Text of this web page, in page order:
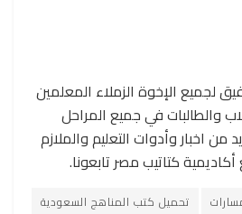
لجميع الإخوة الزملاء المعلمين
والطالبات في جميع المراحل
من اخبار وأدوات التعليم والملازم
كتاتيب مصر تابعونا.
تحميل كتب المناهج السعودية